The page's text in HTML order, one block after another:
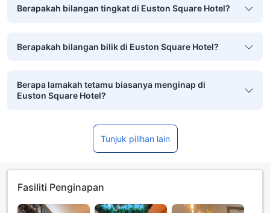
Berapakah bilangan tingkat di Euston Square Hotel?
Berapakah bilangan bilik di Euston Square Hotel?
Berapa lamakah tetamu biasanya menginap di
Euston Square Hotel?
Tunjuk pilihan lain
Fasiliti Penginapan